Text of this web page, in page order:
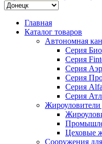
Главная
Каталог товаров
Автономная
Серия Био
Серия
Серия
Серия
Серия Alfa
Серия
Жироуловители
Цеховые
Сооружения